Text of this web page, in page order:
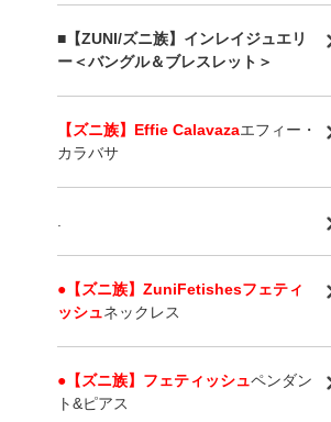
■【ZUNI/ズニ族】インレイジュエリ
ー＜バングル＆ブレスレット＞
【ズニ族】Effie Calavazaエフィー・
カラバサ
●【ズニ族】ZuniFetishesフェティ
ッシュネックレス
●【ズニ族】フェティッシュペンダン
ト&ピアス